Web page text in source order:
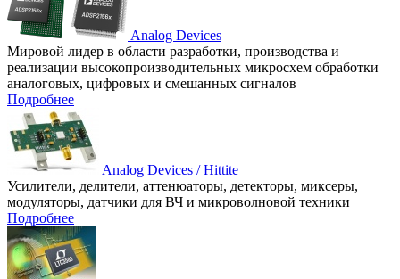
Analog Devices
Мировой лидер в области разработки, производства и
реализации высокопроизводительных микросхем обработки
аналоговых, цифровых и смешанных сигналов
Подробнее
Analog Devices / Hittite
Усилители, делители, аттенюаторы, детекторы, миксеры,
модуляторы, датчики для ВЧ и микроволновой техники
Подробнее